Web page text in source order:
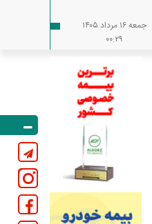
جمعه ۱۶ مرداد ۱۴۰۵
۰۰:۲۹